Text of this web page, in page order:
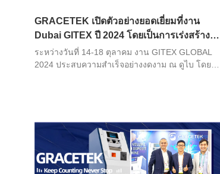
GRACETEK เปิดตัวอย่างยอดเยี่ยมที่งาน
Dubai GITEX ปี 2024 โดยเป็นการเร่งสร้าง
นวัตกรรมผลิตภัณฑ์ในอุตสาหกรรม
ระหว่างวันที่ 14-18 ตุลาคม งาน GITEX GLOBAL
2024 ประสบความสำเร็จอย่างงดงาม ณ ดูไบ โดย
พันธมิตรระดับโลกและผู้เชี่ยวชาญด้านเทคนิค สร้าง
พื้นที่แห่งประสบการณ์นวัตกรรมใหม่